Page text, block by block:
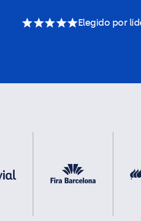
Elegido por